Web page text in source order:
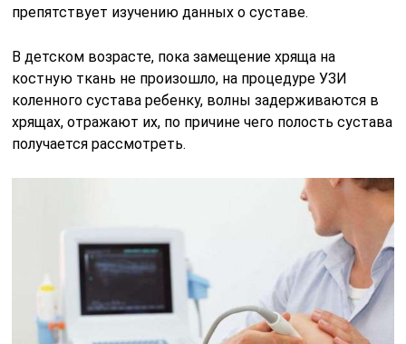
препятствует изучению данных о суставе.
В детском возрасте, пока замещение хряща на
костную ткань не произошло, на процедуре УЗИ
коленного сустава ребенку, волны задерживаются в
хрящах, отражают их, по причине чего полость сустава
получается рассмотреть.